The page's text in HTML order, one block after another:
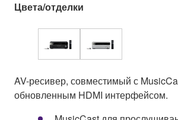
Цвета/отделки
AV-ресивер, совместимый с
обновленным HDMI интерфейсом.